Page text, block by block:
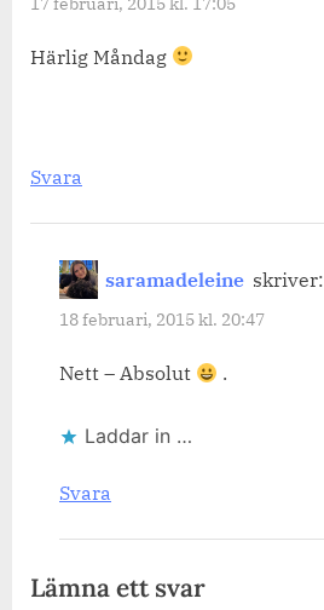
Härlig Måndag
Svara
saramadeleine skriver:
18 februari, 2015 kl. 20:47
Nett – Absolut .
Laddar in …
Svara
Lämna ett svar